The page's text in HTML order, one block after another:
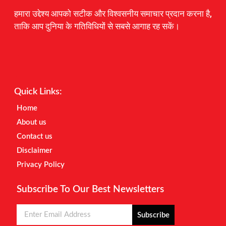
हमारा उद्देश्य आपको सटीक और विश्वसनीय समाचार प्रदान करना है,
ताकि आप दुनिया के गतिविधियों से सबसे आगाह रह सकें।
Quick Links:
Home
About us
Contact us
Disclaimer
Privacy Policy
Subscribe To Our Best Newsletters
Subscribe